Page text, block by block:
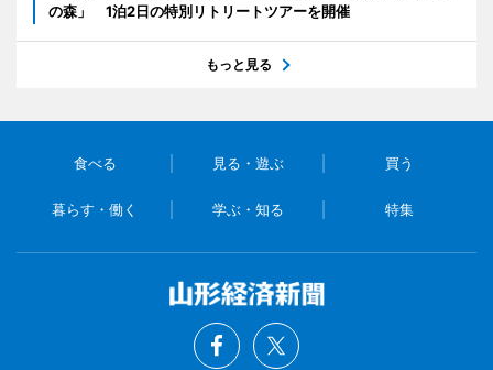
の森」 1泊2日の特別リトリートツアーを開催
もっと見る
食べる 見る・遊ぶ 買う
暮らす・働く 学ぶ・知る 特集